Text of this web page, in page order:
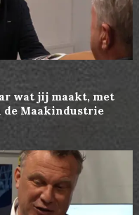
wat jij maakt, met
Maakindustrie